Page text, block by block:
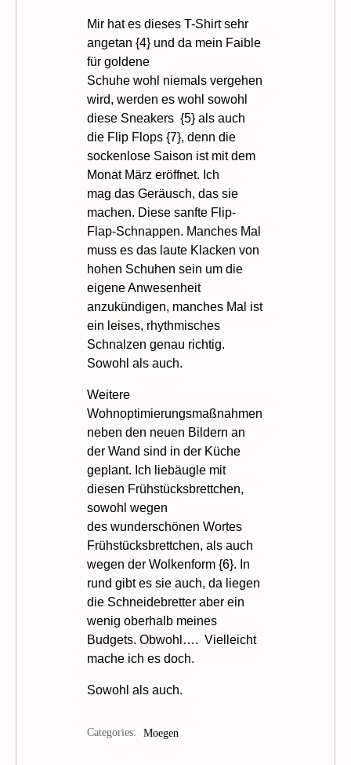
Mir hat es dieses T-Shirt sehr
angetan {4} und da mein Faible
für goldene
Schuhe wohl niemals vergehen
wird, werden es wohl sowohl
diese Sneakers {5} als auch
die Flip Flops {7}, denn die
sockenlose Saison ist mit dem
Monat März eröffnet. Ich
mag das Geräusch, das sie
machen. Diese sanfte Flip-
Flap-Schnappen. Manches Mal
muss es das laute Klacken von
hohen Schuhen sein um die
eigene Anwesenheit
anzukündigen, manches Mal ist
ein leises, rhythmisches
Schnalzen genau richtig.
Sowohl als auch.
Weitere
Wohnoptimierungsmaßnahmen
neben den neuen Bildern an
der Wand sind in der Küche
geplant. Ich liebäugle mit
diesen Frühstücksbrettchen,
sowohl wegen
des wunderschönen Wortes
Frühstücksbrettchen, als auch
wegen der Wolkenform {6}. In
rund gibt es sie auch, da liegen
die Schneidebretter aber ein
wenig oberhalb meines
Budgets. Obwohl…. Vielleicht
mache ich es doch.
Sowohl als auch.
Categories: Moegen